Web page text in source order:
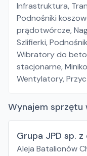
Infrastruktura,
Podnośniki
prądotwórcze,
Szlifierki,
Wibratory do
stacjonarne,
Wentylatory,
Wynajem sprzętu
Grupa JPD sp. z
Aleja Batalionów